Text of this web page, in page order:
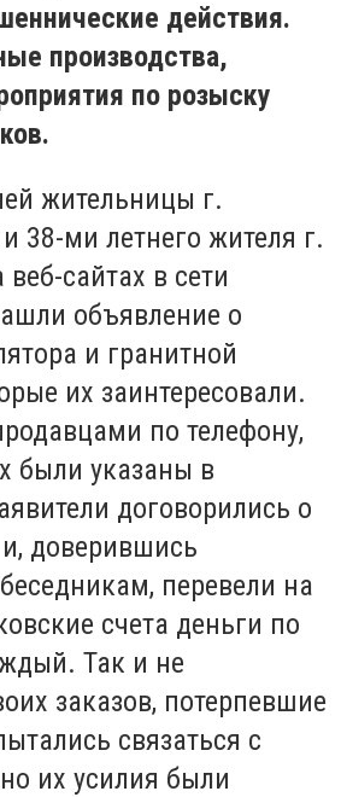
действия.
производства,
по розыску
жительницы г.
38-ми летнего жителя г.
сайтах в сети
объявление о
и гранитной
их заинтересовали.
по телефону,
были указаны в
договорились о
доверившись
перевели на
счета деньги по
Так и не
заказов, потерпевшие
связаться с
их усилия были